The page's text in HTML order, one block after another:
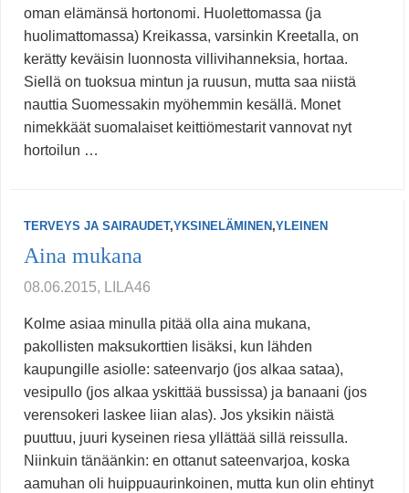
oman elämänsä hortonomi. Huolettomassa (ja
huolimattomassa) Kreikassa, varsinkin Kreetalla, on
kerätty keväisin luonnosta villivihanneksia, hortaa.
Siellä on tuoksua mintun ja ruusun, mutta saa niistä
nauttia Suomessakin myöhemmin kesällä. Monet
nimekkäät suomalaiset keittiömestarit vannovat nyt
hortoilun …
TERVEYS JA SAIRAUDET,YKSINELÄMINEN ,YLEINEN
Aina mukana
08.06.2015, LILA46
Kolme asiaa minulla pitää olla aina mukana,
pakollisten maksukorttien lisäksi, kun lähden
kaupungille asiolle: sateenvarjo (jos alkaa sataa),
vesipullo (jos alkaa yskittää bussissa) ja banaani (jos
verensokeri laskee liian alas). Jos yksikin näistä
puuttuu, juuri kyseinen riesa yllättää sillä reissulla.
Niinkuin tänäänkin: en ottanut sateenvarjoa, koska
aamuhan oli huippuaurinkoinen, mutta kun olin ehtinyt